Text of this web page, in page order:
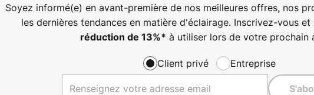
Soyez informé(e) en avant-première de nos meilleures offres, nos
les dernières tendances en matière d'éclairage. Inscrivez-vous et
réduction de 13%* à utiliser lors de votre prochain
Client privé Entreprise